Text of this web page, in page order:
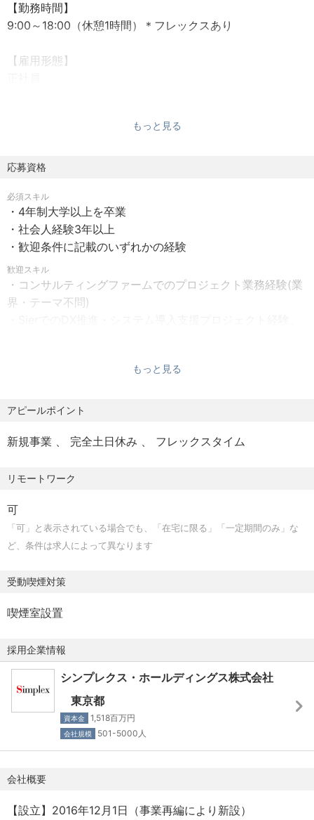
す。
プロジェクトメンバーとしてプロジェクト内における役割
す。戦略立案・構想策定から実行まで、クライアントの変
アソシエイトマネージャー
示・レビューのもと、コンサルタントへのタスク指示を含
め、プロジェクト遂行に必要な情報収集・ドキュメンテー
ション・コミュニケーションを遂行していただきます。
マネージャー
既存・継続プロジェクトにおいて、上位層の大まかな指
示・レビューのもと、チームメンバーをマネージし、プロ
＝＝＝＝＝＝Xspear Consultingで働くメリット＝＝＝＝＝
＝
・社員の評価は、年に1回行われる「札入れ（フダイレ）」
と呼ばれる評価会議 を通じて実施されます。この評価会議
では、当該年度の仕事で関わった現場の上位者全員が評価
を行うため、特定の上司の主観に偏ることなく、また年功
序列はなく成果に対する正当な評価が行われます。
ションしていただける制度となっています。
・ごく一部の秘匿テーマを除いて可能な限り進行中プロジ
ェクトを全コンサルタントに開示しております。
・アサイン前に面談を実施し、本人合意の上アサインを実
行しており、進行中プロジェクトを確認し希望を出すこと
ができます。業界・テーマ別に組織が分かれておらず、か
つ戦略・業務・ITの各領域の案件を実際に手掛けているこ
とから、自由度の高いキャリア設計ができるため、自らキ
ることが可能です。
【勤務時間】
9:00～18:00（休憩1時間）＊フレックスあり
【雇用形態】
各種社会保険完備（健康保険、厚生年金、雇用保険、労災
険）、総合福祉団体定期保障保険、夕食無料、社内カウン
書籍購入補助、学業等休業制度など
【休日休暇】
完全週休2日制（土日）、祝日、年末年始、特別休暇など
【その他】
就業環境：カジュアル服装OK（ただし顧客基準が優先）、
「Xspear Consulting株式会社」に出向いただく形になりま
もっと見る
応募資格
必須スキル
・4年制大学以上を卒業
・社会人経験3年以上
・歓迎条件に記載のいずれかの経験
歓迎スキル
・コンサルティングファームでのプロジェクト業務経験(業
界・テーマ不問)
書類選考→1次面接→最終面接→内定
※ご経歴により適性検査を受検いただく場合がございます。
状況により面接回数が増減する場合がございます。
軟に対応いたしますのでご相談ください。
もっと見る
アピールポイント
新規事業 完全土日休み フレックスタイム
リモートワーク
可
「可」と表示されている場合でも、「在宅に限る」「一定期間のみ」な
ど、条件は求人によって異なります
受動喫煙対策
喫煙室設置
採用企業情報
シンプレクス・ホールディングス株式会社
東京都
資本金 1,518百万円
会社規模 501-5000人
会社概要
【設立】2016年12月1日（事業再編により新設）